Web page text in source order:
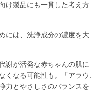
け製品にも一貫した考え方
には、洗浄成分の濃度を大
謝が活発な赤ちゃんの肌に
くなる可能性も。「アラウ.
力とやさしさのバランスを